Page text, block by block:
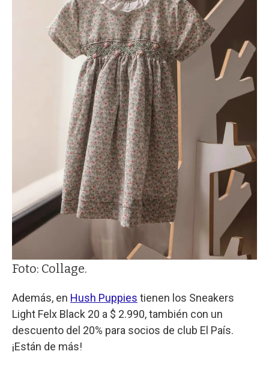
Foto: Collage.
Además, en Hush Puppies tienen los Sneakers
Light Felx Black 20 a $ 2.990, también con un
descuento del 20% para socios de club El País.
¡Están de más!